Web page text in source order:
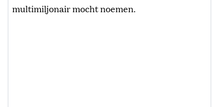
multimiljonair mocht noemen.